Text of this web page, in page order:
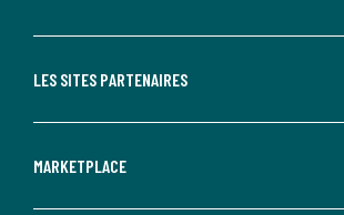
LES SITES PARTENAIRES
MARKETPLACE